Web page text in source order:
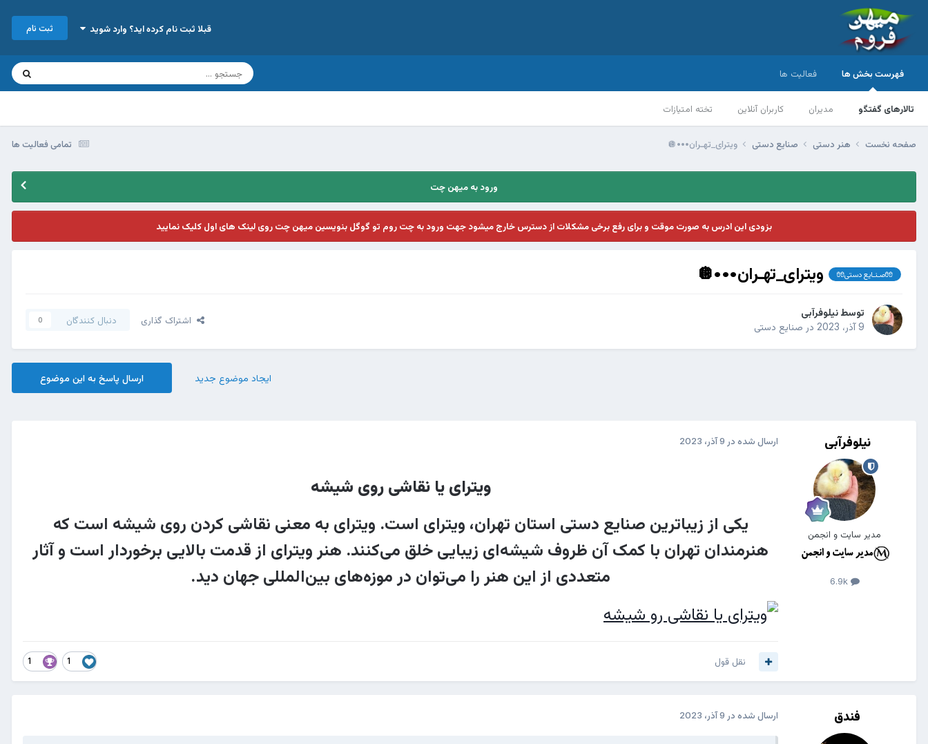
قبلا ثبت نام کرده اید؟ وارد شوید ثبت نام
فهرست بخش ها
تالارهای گفتگو مدیران کاربران آنلاین تخته امتیازات
فعالیت ها
تمامی فعالیت ها صفحه نخست هنر دستی صنایع دستی ویترای_تهـران•••🪩
ورود به میهن چت
بزودی این ادرس به صورت موقت و برای رفع برخی مشکلات از دسترس خارج میشود جهت ورود به چت روم تو گوگل بنویسین میهن چت روی لینک های اول کلیک نمایید
🧤صـنـایع دستی🧤 ویترای_تهـران•••🪩
توسط نیلوفرآبی
9 آذر، 2023
در صنایع دستی
اشتراک گذاری دنبال کنندگان 0
ارسال پاسخ به این موضوع ایجاد موضوع جدید
نیلوفرآبی
مدیر سایت و انجمن
6.9k
ارسال شده در 9 آذر، 2023
ویترای یا نقاشی روی شیشه
یکی از زیباترین صنایع دستی استان تهران، ویترای است. ویترای به معنی نقاشی کردن روی شیشه است که
هنرمندان تهران با کمک آن ظروف شیشه‌ای زیبایی خلق می‌کنند. هنر ویترای از قدمت بالایی برخوردار است و آثار
متعددی از این هنر را می‌توان در موزه‌های بین‌المللی جهان دید.
1
1 نقل قول
فندق ارسال شده در 9 آذر، 2023